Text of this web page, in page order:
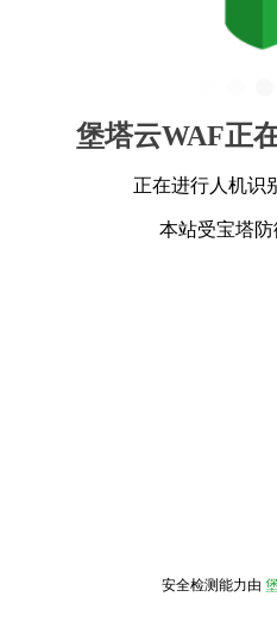
堡塔云WAF正
正在进行人机识
本站受宝塔
安全检测能力由